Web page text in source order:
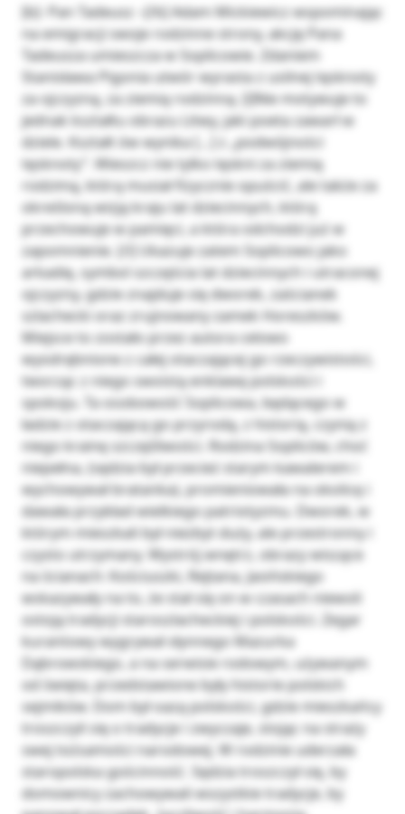
[b]- Pan Tadeusz –[/b] Adam Mickiewicz wspominając
na emigracji swoje rodzinne strony, akcję Pana
Tadeusza umieszcza w Soplicowie. Zdaniem
Stanisława Pigonia utwór wyrasta z usilnej tęsknoty
za ojczyzną, za ziemią rodzinną. [i]Nie motywuje to
jednak kształtu obrazu Litwy, jaki poeta zawarł w
dziele. Kształt ów wynika […] z „podwójności
tęsknoty”. Wieszcz nie tylko tęskni za ziemią
rodzimą, którą musiał fizycznie opuścić, ale także za
określoną wizją kraju lat dziecinnych, którą
przechowuje w pamięci, a która odchodzi już w
zapomnienie. [/i] Ukazuje zatem Soplicowo jako
arkadię, symbol szczęścia lat dziecinnych i utraconej
ojczyzny, gdzie znajduje się dworek, zaścianek
szlachecki oraz zrujnowany zamek Horeszków.
Miejsce to zostało przez autora celowo
wyodrębnione z całej otaczającej go rzeczywistości,
tworząc z niego swoistą enklawę polskości i
spokoju. Ta osobowość Soplicowa, będącego w
ładzie z otaczającą go przyrodą, z historią, czynią z
niego krainę szczęśliwości. Rodzina Sopliców, choć
niepełna, (sędzia był przecież starym kawalerem i
wychowywał bratanka), promieniowała na okolicę i
dawała przykład wielkiego patriotyzmu. Dworek, w
którym mieszkali był niezbyt duży, ale przestronny i
czysto utrzymany. Wystrój wnętrz, obrazy wiszące
na ścianach: Kościuszki, Rejtana, Jasińskiego
wskazywały na to, że stał się on w czasach niewoli
ostoją tradycji staroszlacheckiej i polskości. Zegar
kurantowy wygrywał słynnego Mazurka
Dąbrowskiego, a na serwisie rodowym, używanym
od święta, przedstawione były historie polskich
sejmików. Dom był oazą polskości, gdzie mieszkańcy
troszczyli się o tradycje i zwyczaje, stojąc na straży
swej tożsamości narodowej. W rodzinie uderzała
staropolska gościnność. Sędzia troszczył się, by
domownicy zachowywali wszystkie tradycje, by